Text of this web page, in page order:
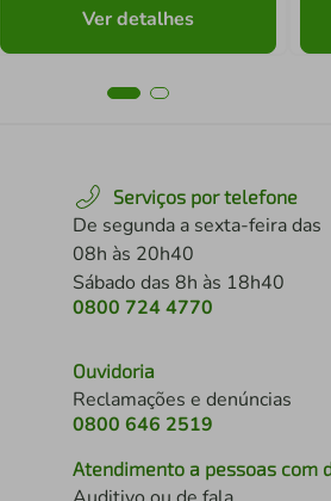
Ver detalhes
Serviços por telefone
De segunda a sexta-feira das
08h às 20h40
Sábado das 8h às 18h40
0800 724 4770
Ouvidoria
Reclamações e denúncias
0800 646 2519
Atendimento a pessoas com